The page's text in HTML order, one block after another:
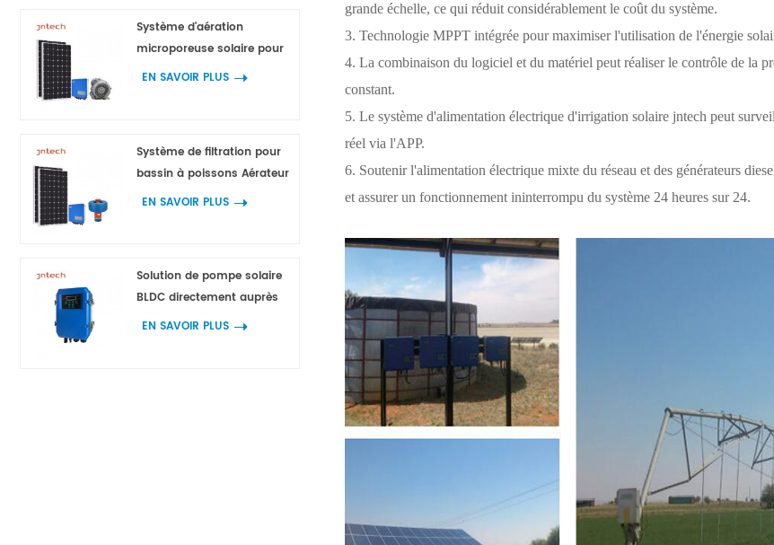
Système d'aération
microporeuse solaire pour
l'aquaculture
EN SAVOIR PLUS
Système de filtration pour
bassin à poissons Aérateur
de fontaine 750 W 1 100 W 1
EN SAVOIR PLUS
Solution de pompe solaire
BLDC directement auprès
des fabricants
EN SAVOIR PLUS
grande échelle, ce qui réduit considérablement le coût du système.
3. Technologie MPPT intégrée pour maximiser l'utilisation de l'énergie
4. La combinaison du logiciel et du matériel peut réaliser le contrôle de la
constant.
5. Le système d'alimentation électrique d'irrigation solaire jntech peut
réel via l'APP.
6. Soutenir l'alimentation électrique mixte du réseau et des générateurs
et assurer un fonctionnement ininterrompu du système 24 heures sur 24.